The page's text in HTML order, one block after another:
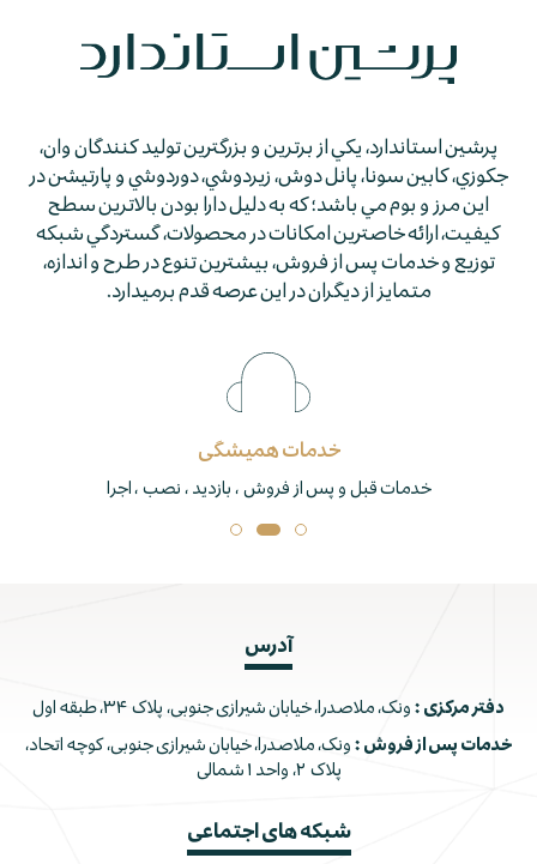
پرشين استاندارد، يكي از برترين و بزرگترين توليد كنندگان وان،
جكوزي، كابين سونا، پانل دوش، زيردوشي، دوردوشي و پارتيشن در
اين مرز و بوم مي باشد؛ كه به دليل دارا بودن بالاترين سطح
كيفيت، ارائه خاصترين امكانات در محصولات، گستردگي شبكه
توزيع و خدمات پس از فروش، بيشترين تنوع در طرح و اندازه،
متمايز از ديگران در اين عرصه قدم برمي­دارد.
خدمات همیشگی
خدمات قبل و پس از فروش ، بازدید ، نصب ، اجرا
آدرس
دفتر مرکزی : ونک، ملاصدرا، خیابان شیرازی جنوبی، پلاک ۳۴، طبقه اول
خدمات پس از فروش : ونک، ملاصدرا، خیابان شیرازی جنوبی، کوچه اتحاد،
پلاک ۲، واحد ۱ شمالی
شبکه های اجتماعی